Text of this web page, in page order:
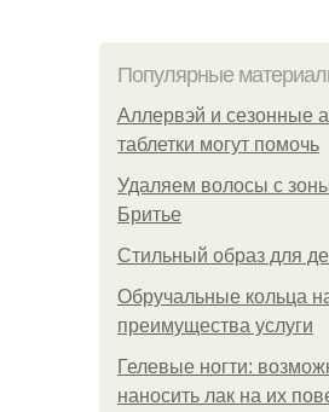
Популярные
Аллервэй и сезонные
таблетки могут помочь
Удаляем волосы с
Бритье
Стильный образ для
Обручальные кольца
преимущества услуги
Гелевые ногти:
наносить лак на их